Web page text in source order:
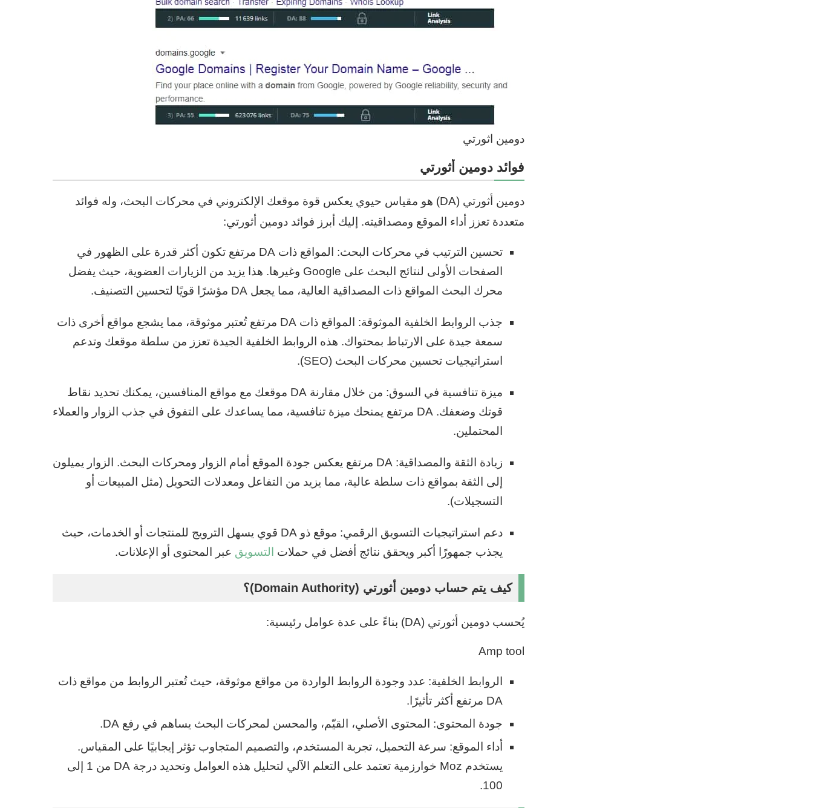
دومين اثورتي
فوائد دومين أثورتي
دومين أثورتي (DA) هو مقياس حيوي يعكس قوة موقعك الإلكتروني في محركات البحث، وله فوائد
متعددة تعزز أداء الموقع ومصداقيته. إليك أبرز فوائد دومين أثورتي:
تحسين الترتيب في محركات البحث: المواقع ذات DA مرتفع تكون أكثر قدرة على الظهور في
الصفحات الأولى لنتائج البحث على Google وغيرها. هذا يزيد من الزيارات العضوية، حيث يفضل
محرك البحث المواقع ذات المصداقية العالية، مما يجعل DA مؤشرًا قويًا لتحسين التصنيف.
جذب الروابط الخلفية الموثوقة: المواقع ذات DA مرتفع تُعتبر موثوقة، مما يشجع مواقع أخرى ذات
سمعة جيدة على الارتباط بمحتواك. هذه الروابط الخلفية الجيدة تعزز من سلطة موقعك وتدعم
استراتيجيات تحسين محركات البحث (SEO).
ميزة تنافسية في السوق: من خلال مقارنة DA موقعك مع مواقع المنافسين، يمكنك تحديد نقاط
قوتك وضعفك. DA مرتفع يمنحك ميزة تنافسية، مما يساعدك على التفوق في جذب الزوار والعملاء
المحتملين.
زيادة الثقة والمصداقية: DA مرتفع يعكس جودة الموقع أمام الزوار ومحركات البحث. الزوار يميلون
إلى الثقة بمواقع ذات سلطة عالية، مما يزيد من التفاعل ومعدلات التحويل (مثل المبيعات أو
التسجيلات).
دعم استراتيجيات التسويق الرقمي: موقع ذو DA قوي يسهل الترويج للمنتجات أو الخدمات، حيث
يجذب جمهورًا أكبر ويحقق نتائج أفضل في حملات
التسويق عبر المحتوى أو الإعلانات.
كيف يتم حساب دومين أثورتي (Domain Authority)؟
يُحسب دومين أثورتي (DA) بناءً على عدة عوامل رئيسية:
Amp tool
الروابط الخلفية: عدد وجودة الروابط الواردة من مواقع موثوقة، حيث تُعتبر الروابط من مواقع ذات
DA مرتفع أكثر تأثيرًا.
جودة المحتوى: المحتوى الأصلي، القيّم، والمحسن لمحركات البحث يساهم في رفع DA.
أداء الموقع: سرعة التحميل، تجربة المستخدم، والتصميم المتجاوب تؤثر إيجابيًا على المقياس.
يستخدم Moz خوارزمية تعتمد على التعلم الآلي لتحليل هذه العوامل وتحديد درجة DA من 1 إلى
100.